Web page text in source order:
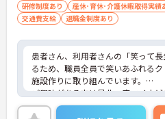
研修制度あり
産休･育休･介護休暇取得実績
交通費支給
退職金制度あり
患者さん、利用者さんの「笑って
るため、職員全員で笑いあふれる
施設作りに取り組んでいます。
ご興味がある方は是非一度マイナ
せください。さらに詳細などお伝